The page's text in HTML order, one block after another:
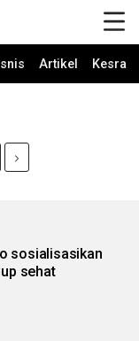
Artikel Kesra
sosialisasikan
sehat